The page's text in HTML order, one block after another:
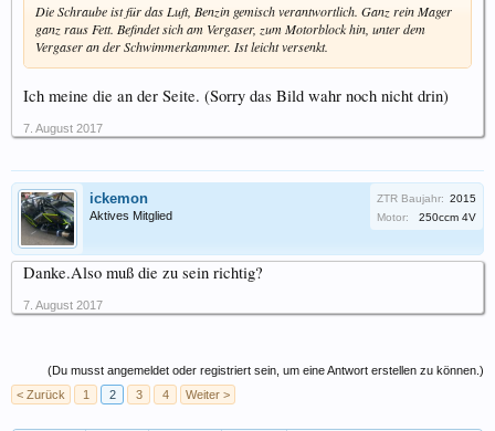
Die Schraube ist für das Luft, Benzin gemisch verantwortlich. Ganz rein Mager
ganz raus Fett. Befindet sich am Vergaser, zum Motorblock hin, unter dem
Vergaser an der Schwimmerkammer. Ist leicht versenkt.
Ich meine die an der Seite. (Sorry das Bild wahr noch nicht drin)
7. August 2017
ickemon
Aktives Mitglied
ZTR Baujahr: 2015
Motor:
250ccm 4V
Danke.Also muß die zu sein richtig?
7. August 2017
(Du musst angemeldet oder registriert sein, um eine Antwort erstellen zu können.)
< Zurück
1 2 3 4 Weiter >